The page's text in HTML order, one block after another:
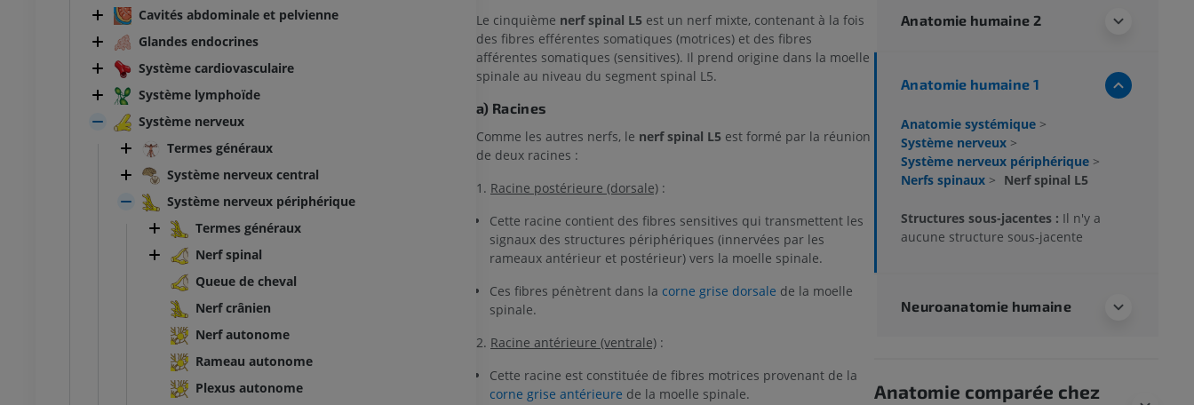
Cavités abdominale et pelvienne
Glandes endocrines
Système cardiovasculaire
Système lymphoïde
Système nerveux
Termes généraux
Système nerveux central
Système nerveux périphérique
Termes généraux
Nerf spinal
Queue de cheval
Nerf crânien
Nerf autonome
Rameau autonome
Plexus autonome
Le cinquième nerf spinal L5 est un nerf mixte, contenant à la fois
des fibres efférentes somatiques (motrices) et des fibres
afférentes somatiques (sensitives). Il prend origine dans la moelle
spinale au niveau du segment spinal L5.
a) Racines
Comme les autres nerfs, le nerf spinal L5 est formé par la réunion
de deux racines :
1. Racine postérieure (dorsale) :
Cette racine contient des fibres sensitives qui transmettent les
signaux des structures périphériques (innervées par les
rameaux antérieur et postérieur) vers la moelle spinale.
Ces fibres pénètrent dans la corne grise dorsale de la moelle
spinale.
2. Racine antérieure (ventrale) :
Cette racine est constituée de fibres motrices provenant de la
corne grise antérieure de la moelle spinale.
Anatomie humaine 2
Anatomie humaine 1
Anatomie systémique >
Système nerveux >
Système nerveux périphérique >
Nerfs spinaux > Nerf spinal L5
Structures sous-jacentes : Il n'y a
aucune structure sous-jacente
Neuroanatomie humaine
Anatomie comparée chez